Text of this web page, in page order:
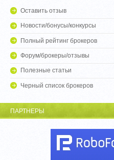
Оставить отзыв
Новости/бонусы/конкурсы
Полный рейтинг брокеров
Форум/брокеры/отзывы
Полезные статьи
Черный список брокеров
ПАРТНЕРЫ